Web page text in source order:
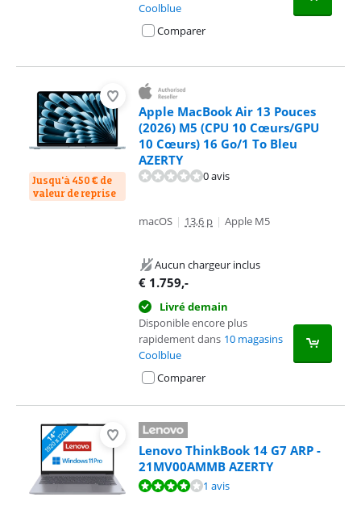
Coolblue
Comparer
Jusqu'à 450 € de
valeur de reprise
Apple MacBook Air 13 Pouces
(2026) M5 (CPU 10 Cœurs/GPU
10 Cœurs) 16 Go/1 To Bleu
AZERTY
0 avis
macOS | 13,6 p | Apple M5
Aucun chargeur inclus
€ 1.759,-
Livré demain
Disponible encore plus
rapidement dans 10 magasins
Coolblue
Comparer
Lenovo ThinkBook 14 G7 ARP -
21MV00AMMB AZERTY
La note est de 8,4 sur 10, basée sur 1 avis.1 avis